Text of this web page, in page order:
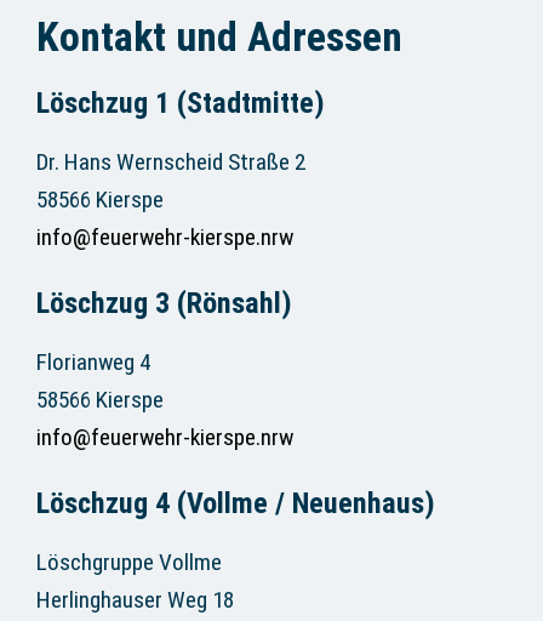
Kontakt und Adressen
Löschzug 1 (Stadtmitte)
Dr. Hans Wernscheid Straße 2
58566 Kierspe
info@feuerwehr-kierspe.nrw
Löschzug 3 (Rönsahl)
Florianweg 4
58566 Kierspe
info@feuerwehr-kierspe.nrw
Löschzug 4 (Vollme / Neuenhaus)
Löschgruppe Vollme
Herlinghauser Weg 18